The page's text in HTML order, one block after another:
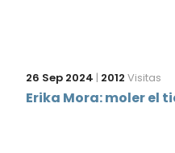
26 Sep 2024 | 2012 Visitas
Erika Mora: moler el